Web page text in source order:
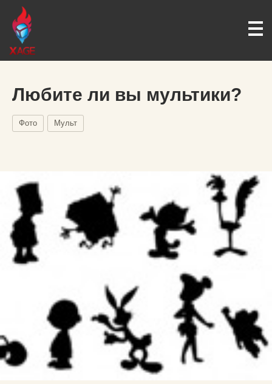
Любите ли вы мультики?
Фото Мульт